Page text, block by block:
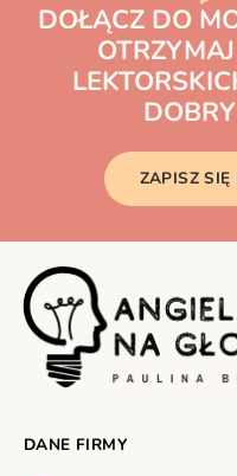
DOŁĄCZ DO
ZAPISZ SIĘ
DANE FIRMY